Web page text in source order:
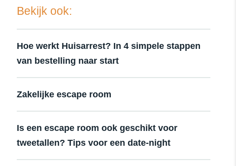
Bekijk ook:
Hoe werkt Huisarrest? In 4 simpele stappen
van bestelling naar start
Zakelijke escape room
Is een escape room ook geschikt voor
tweetallen? Tips voor een date-night